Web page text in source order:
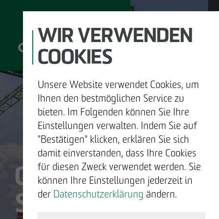
UNTERNEHMEN
ENTWICKELN
BAUEN
OTTO WULFF
SIND WIR.
WIR VERWENDEN
COOKIES
Unsere Website verwendet Cookies, um
Ihnen den bestmöglichen Service zu
bieten. Im Folgenden können Sie Ihre
Einstellungen verwalten. Indem Sie auf
"Bestätigen" klicken, erklären Sie sich
damit einverstanden, dass Ihre Cookies
für diesen Zweck verwendet werden. Sie
können Ihre Einstellungen jederzeit in
der Datenschutzerklärung ändern.